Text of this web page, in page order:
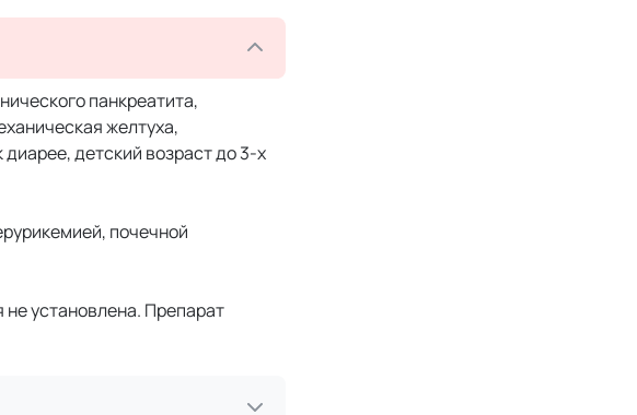
панкреатита,
желтуха,
детский возраст до 3-х
почечной
установлена. Препарат